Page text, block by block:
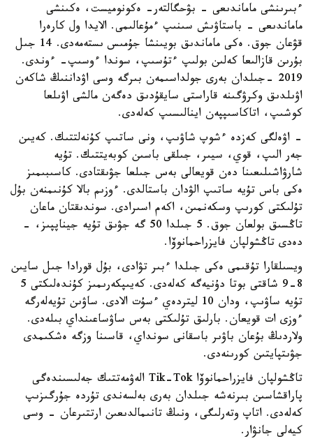
ءبىرىنشى ماماندىعى - بۋحگالتەر- ەكونوميست، ەكىنشى
ماماندىعى - باستاۋىش سىنىپ ءمۇعالىمى. الايدا ول كارەرا
قۋعان جوق. ەكى ماماندىق بويىنشا جۇمىس ىستەمەدى. 14 جىل
بۇرىن قازالىعا كەلىن بولىپ ءتۇسىپ، سوندا ءوسىپ- ءوندى.
2019 -جىلدان بەرى جولداسىمەن بىرگە وسى اۋداننىڭ شاكەن
اۋىلدىق وكرۋگىنە قاراستى سايقۇدىق دەگەن مالشى اۋىلعا
كوشىپ، اتاكاسىپپەن اينالىسىپ كەلەدى.
- اۋەلگى كەزدە ءشوپ شاۋىپ، ونى ساتىپ كۇنەلتتىك. كەيىن
جەر الىپ، قوي، سيىر، جىلقى باسىن كوبەيتتىك. تۇيە
شارۋاشىلىعىنا دەن قويعالى بەس جىلعا جۋىقتادى. كاسىبىمىز
ەكى باس تۇيە ساتىپ الۋدان باستالدى. ءوزىم بالا كۇنىمنەن بۇل
تۇلىكتى كورىپ وسكەنمىن، اكەم اسىرادى. سوندىقتان ماعان
تاڭسىق بولعان جوق. 5 جىلدا 50 گە جۋىق تۇيە جيناپپىز، -
دەدى تاڭشولپان فايزراحمانوۆا.
ويسىلقارا تۇقىمى ەكى جىلدا ءبىر تۋادى، بۇل قورادا جىل سايىن
8-9 شاقتى بوتا دۇنيەگە كەلەدى. كەيىپكەرىمىز كۇندەلىكتى 5
تۇيە ساۋىپ، ودان 10 ليتردەي ءسۇت الادى. ساۋىن تۇيەلەرگە
ءوزى ات قويعان. بارلىق تۇلىكتى بەس ساۋساعىنداي بىلەدى.
ولاردىڭ بۇعان باۋىر باسقانى سونداي، قاسىنا وزگە ەشكىمدى
جۋىتپايتىن كورىنەدى.
تاڭشولپان فايزراحمانوۆا Tik-Tok الەۋمەتتىك جەلىسىندەگى
پاراقشاسىن بىرنەشە جىلدان بەرى بەلسەندى تۇردە جۇرگىزىپ
كەلەدى. اتاپ وتەرلىگى، ونىڭ تانىمالدىعىن ارتتىرعان - وسى
كيەلى جانۋار.